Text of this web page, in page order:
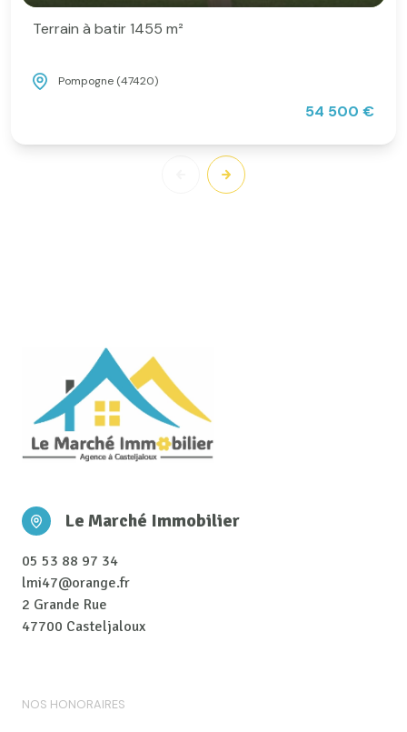
Terrain à batir 1455 m²
Pompogne (47420)
54 500 €
Le Marché Immobilier
05 53 88 97 34
lmi47@orange.fr
2 Grande Rue
47700 Casteljaloux
NOS HONORAIRES